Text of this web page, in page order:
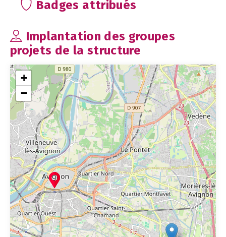
Badges attribués
Implantation des groupes
projets de la structure
+
−